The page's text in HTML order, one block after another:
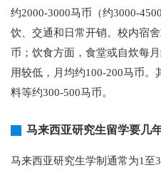
约2000-3000马币（约3000-
饮、交通和日常开销。校内宿
币；饮食方面，食堂或自炊每
用较低，月均约100-200马币
料等约300-500马币。
马来西亚研究生留学要几
马来西亚研究生学制通常为1至